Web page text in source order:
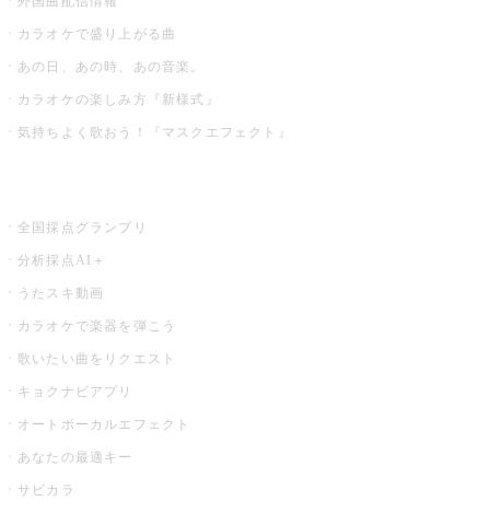
カラオケで盛り上がる曲
あの日、あの時、あの音楽。
カラオケの楽しみ方『新様式』
気持ちよく歌おう！『マスクエフェクト』
全国採点グランプリ
分析採点AI＋
うたスキ動画
カラオケで楽器を弾こう
歌いたい曲をリクエスト
キョクナビアプリ
オートボーカルエフェクト
あなたの最適キー
サビカラ